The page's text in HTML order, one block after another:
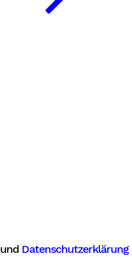
und Datenschutzerklärung